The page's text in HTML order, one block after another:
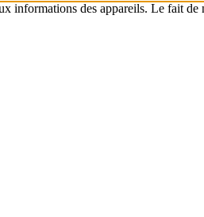
des appareils. Le fait